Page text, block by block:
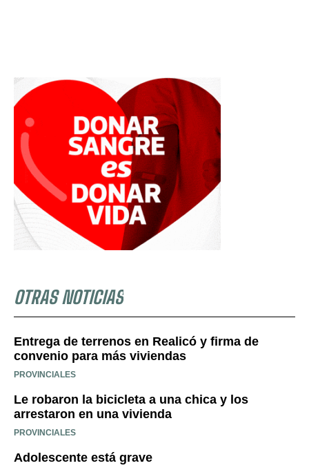
OTRAS NOTICIAS
Entrega de terrenos en Realicó y firma de
convenio para más viviendas
PROVINCIALES
Le robaron la bicicleta a una chica y los
arrestaron en una vivienda
PROVINCIALES
Adolescente está grave